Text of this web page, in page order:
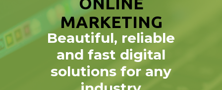
MARKETING
Beautiful, reliable
and fast digital
solutions for any